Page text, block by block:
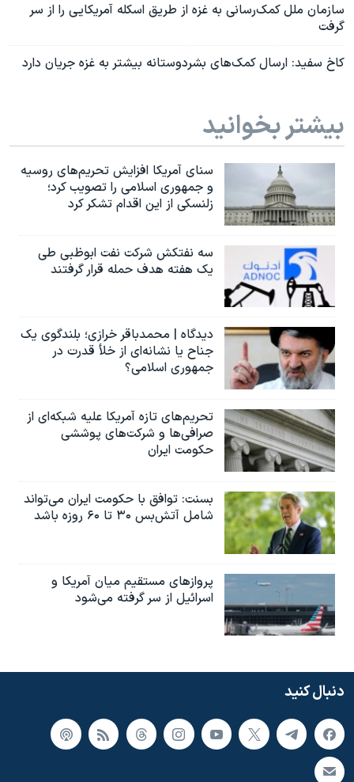
سازمان ملل کمک‌رسانی به غزه از طریق اسکله آمریکایی را از سر
گرفت
کاخ سفید: ارسال کمک‌های بشردوستانه بیشتر به غزه جریان دارد
بیشتر بخوانید
سنای آمریکا افزایش تحریم‌های روسیه
و جمهوری اسلامی را تصویب کرد؛
زلنسکی از این اقدام تشکر کرد
سه نفتکش شرکت نفت ابوظبی طی
یک هفته هدف حمله قرار گرفتند
دیدگاه | محمدباقر خرازی؛ بلندگوی یک
جناح یا نشانه‌ای از خلأ قدرت در
جمهوری اسلامی؟
تحریم‌های تازه آمریکا علیه شبکه‌ای از
صرافی‌ها و شرکت‌های پوششی
حکومت ایران
بسنت: توافق با حکومت ایران می‌تواند
شامل آتش‌بس ۳۰ تا ۶۰ روزه باشد
پروازهای مستقیم میان آمریکا و
اسرائیل از سر گرفته می‌شود
دنبال کنید